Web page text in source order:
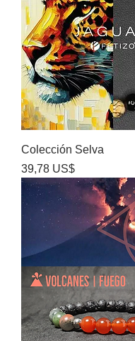
Colección Selva
Precio
39,78 US$